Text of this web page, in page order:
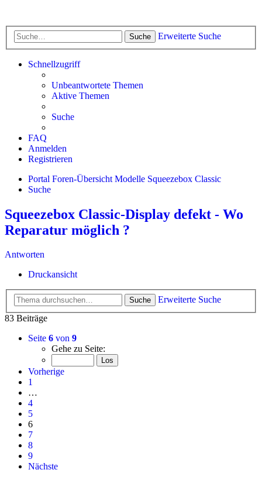
Suche Erweiterte Suche
Schnellzugriff
Unbeantwortete Themen
Aktive Themen
Suche
FAQ
Anmelden
Registrieren
Portal Foren-Übersicht Modelle Squeezebox Classic
Suche
Squeezebox Classic-Display defekt - Wo
Reparatur möglich ?
Antworten
Druckansicht
Suche
Erweiterte Suche
83 Beiträge
Seite 6 von 9
Gehe zu Seite:
Vorherige
1
…
4
5
6
7
8
9
Nächste